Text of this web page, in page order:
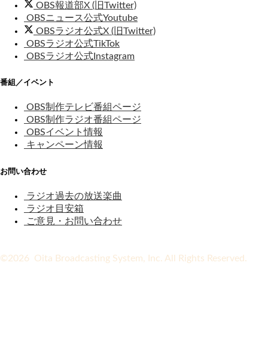
OBS報道部X (旧Twitter)
OBSニュース公式Youtube
OBSラジオ公式X (旧Twitter)
OBSラジオ公式TikTok
OBSラジオ公式Instagram
番組／イベント
OBS制作テレビ番組ページ
OBS制作ラジオ番組ページ
OBSイベント情報
キャンペーン情報
お問い合わせ
ラジオ過去の放送楽曲
ラジオ目安箱
ご意見・お問い合わせ
©2026 Oita Broadcasting System, Inc. All Rights Reserved.